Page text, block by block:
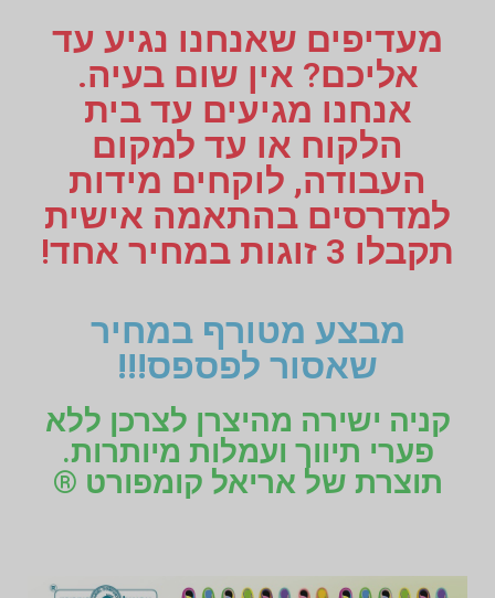
מעדיפים שאנחנו נגיע עד
אליכם? אין שום בעיה.
אנחנו מגיעים עד בית
הלקוח או עד למקום
העבודה, לוקחים מידות
למדרסים בהתאמה אישית
תקבלו 3 זוגות במחיר אחד!
מבצע מטורף במחיר
שאסור לפספס!!!
קניה ישירה מהיצרן לצרכן ללא
פערי תיווך ועמלות מיותרות.
תוצרת של אריאל קומפורט ®